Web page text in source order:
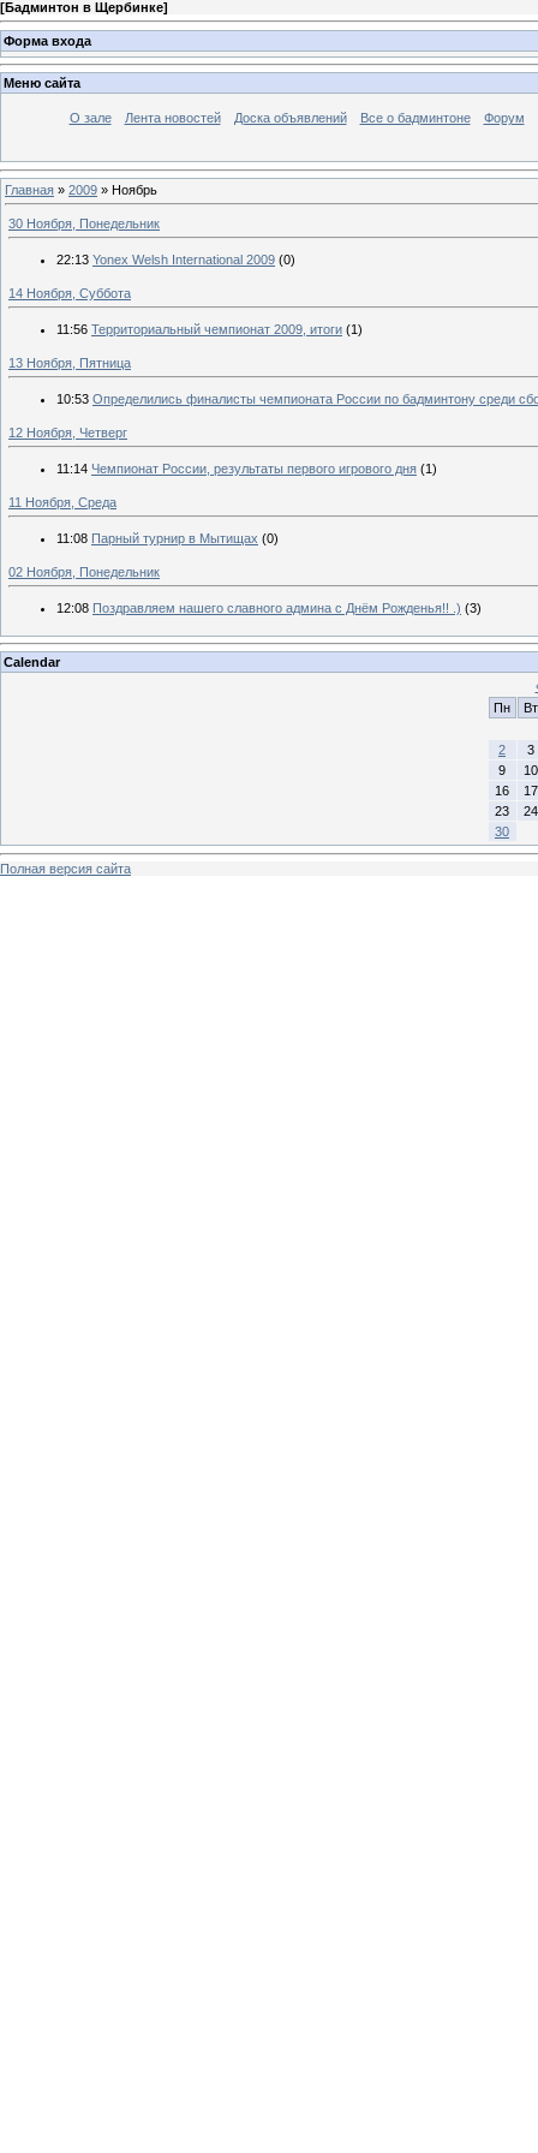
[Бадминтон в Щербинке]
Форма входа
Меню сайта
О зале Лента новостей Доска объявлений Все о бадминтоне Форум
Главная » 2009 » Ноябрь
30 Ноября, Понедельник
22:13 Yonex Welsh International 2009 (0)
14 Ноября, Суббота
11:56 Территориальный чемпионат 2009, итоги (1)
13 Ноября, Пятница
10:53 Определились финалисты чемпионата России по бадминтону среди
12 Ноября, Четверг
11:14 Чемпионат России, результаты первого игрового дня (1)
11 Ноября, Среда
11:08 Парный турнир в Мытищах (0)
02 Ноября, Понедельник
12:08 Поздравляем нашего славного админа с Днём Рожденья!! .) (3)
Calendar
Пн
Вт
2
3
9
10
16
17
23
24
30
Полная версия сайта